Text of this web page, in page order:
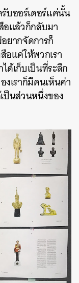
บออร์เดอร์แค่นั้น
อแล้วก็กลับมา
ยากจัดการก็
อแค่ให้พวกเรา
ด้เก็บเป็นที่ระลึก
เราก็มีคนเห็นค่า
ป็นส่วนหนึ่งของ